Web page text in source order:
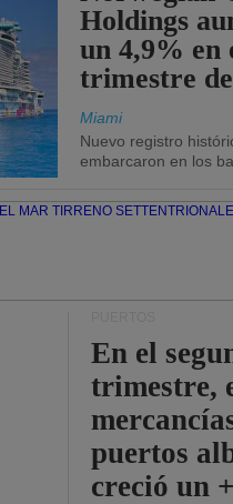
Holdings
un 4,9% en
trimestre
Miami
Nuevo registro
embarcaron en los
En el
trimestre,
puertos
creció un